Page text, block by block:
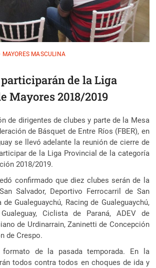
MAYORES MASCULINA
de la Liga
Mayores 2018/2019
de dirigentes de clubes y parte de la Mesa
de Básquet de Entre Ríos (FBER), en
se llevó adelante la reunión de cierre de
de la Liga Provincial de la categoría
2018/2019.
confirmado que diez clubes serán de la
Salvador, Deportivo Ferrocarril de San
de Gualeguaychú, Racing de Gualeguaychú,
Ciclista de Paraná, ADEV de
de Urdinarrain, Zaninetti de Concepción
de Crespo.
formato de la pasada temporada. En la
todos contra todos en choques de ida y